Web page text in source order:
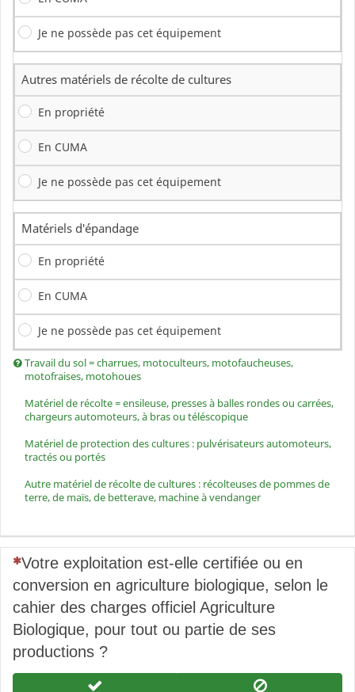
Je ne possède pas cet équipement
Autres matériels de récolte de cultures
En propriété
En CUMA
Je ne possède pas cet équipement
Matériels d'épandage
En propriété
En CUMA
Je ne possède pas cet équipement
Travail du sol = charrues, motoculteurs, motofaucheuses,
motofraises, motohoues
Matériel de récolte = ensileuse, presses à balles rondes ou carrées,
chargeurs automoteurs, à bras ou téléscopique
Matériel de protection des cultures : pulvérisateurs automoteurs,
tractés ou portés
Autre matériel de récolte de cultures : récolteuses de pommes de
terre, de maïs, de betterave, machine à vendanger
(Cette question est obligatoire)
Votre exploitation est-elle certifiée ou en
conversion en agriculture biologique, selon le
cahier des charges officiel Agriculture
Biologique, pour tout ou partie de ses
productions ?